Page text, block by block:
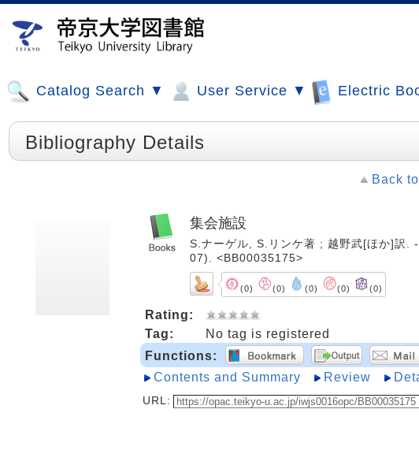
Catalog Search ▼ User Service ▼ Electric
Bibliography Details
Back
集会施設
S.ナーゲル, S.リンケ著 ; 越野武[ほか]訳.
07). <BB00035175>
(0) (0) (0) (0) (0)
Rating:
Tag:
No tag is registered
Functions:
Contents and Summary
Review
URL: